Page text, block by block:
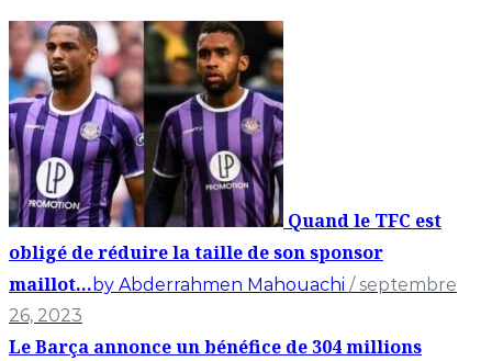
Quand le TFC est
obligé de réduire la taille de son sponsor
maillot... by Abderrahmen Mahouachi / septembre
26, 2023
Le Barça annonce un bénéfice de 304 millions